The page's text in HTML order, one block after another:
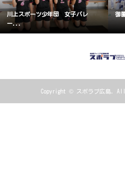
川上スポーツ少年団 女子バレ
ー...
御
Copyright ©スポラブ広島. All